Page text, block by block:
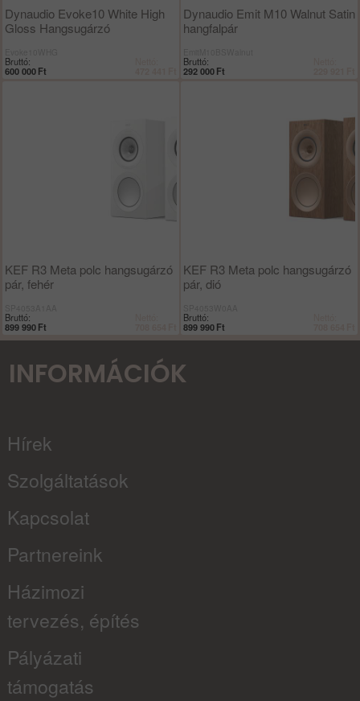
Dynaudio Evoke10 White High
Gloss Hangsugárzó
Bruttó:
600 000 Ft
Dynaudio Emit M10 Walnut Satin
hangfalpár
Bruttó:
292 000 Ft
KEF R3 Meta polc hangsugárzó
pár, fehér
Bruttó:
899 990 Ft
KEF R3 Meta polc hangsugárzó
pár, dió
Bruttó:
899 990 Ft
INFORMÁCIÓK
Hírek
Szolgáltatások
Kapcsolat
Partnereink
Házimozi
tervezés, építés
Pályázati
támogatás